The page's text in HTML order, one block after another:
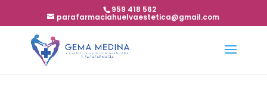
959 418 562
parafarmaciahuelvaestetica@gmail.com